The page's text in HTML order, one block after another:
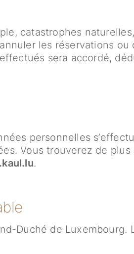
catastrophes
les réservations
sera accordé,
personnelles
Vous trouverez de
.
Duché de